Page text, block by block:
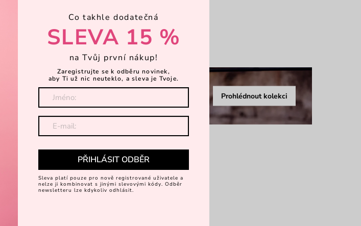
7-12 karet
Objevte více
Prohlédnout kolekci
Co takhle dodatečná
SLEVA 15 %
na Tvůj první nákup!
Zaregistrujte se k odběru novinek,
aby Ti už nic neuteklo, a sleva je Tvoje.
PŘIHLÁSIT ODBĚR
Sleva platí pouze pro nově registrované uživatele a
nelze ji kombinovat s jinými slevovými kódy. Odběr
newsletteru lze kdykoliv odhlásit.